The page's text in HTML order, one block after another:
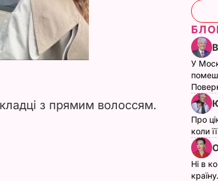
з прямим волоссям.
У
Про
коли
Ні в